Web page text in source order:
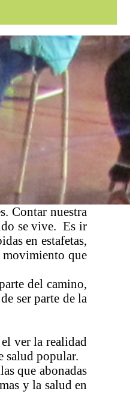
Contar nuestra
se vive. Es ir
en estafetas,
movimiento que
del camino,
ser parte de la
ver la realidad
salud popular.
que abonadas
y la salud en